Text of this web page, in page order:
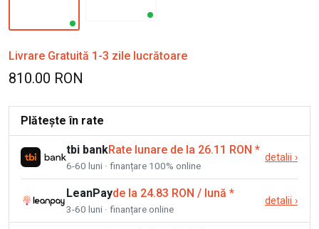
Livrare Gratuită 1-3 zile lucrătoare
810.00 RON
Plătește în rate
tbi bankRate lunare de la 26.11 RON *
6-60 luni · finanțare 100% online
detalii ›
LeanPayde la 24.83 RON / lună *
3-60 luni · finanțare online
detalii ›